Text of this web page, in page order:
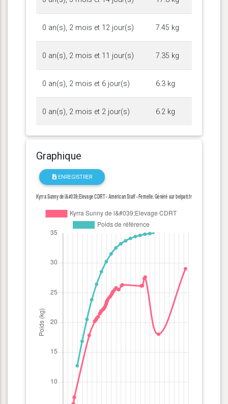
0 an(s), 2 mois et 12 jour(s) 7.45 kg
0 an(s), 2 mois et 11 jour(s) 7.35 kg
0 an(s), 2 mois et 6 jour(s) 6.3 kg
0 an(s), 2 mois et 2 jour(s) 6.2 kg
Graphique
ENREGISTRER